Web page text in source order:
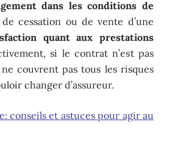
dans les conditions de
cessation ou de vente d’une
quant aux prestations
si le contrat n’est pas
couvrent pas tous les risques
changer d’assureur.
conseils et astuces pour agir au